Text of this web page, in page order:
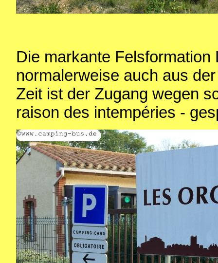
Die markante
normalerweise auch aus
Zeit ist der Zugang wegen
raison des intempéries -